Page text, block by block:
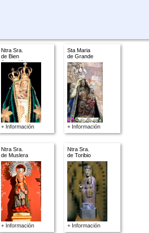
Ntra Sra.
de Bien
Aparecida
+ Información
Sta Maria
de Grande
+ Información
Ntra Sra.
de Muslera
+ Información
Ntra Sra.
de Toribio
+ Información